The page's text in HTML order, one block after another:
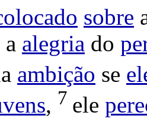
sobre
a alegria do
ambição se
, 7 ele